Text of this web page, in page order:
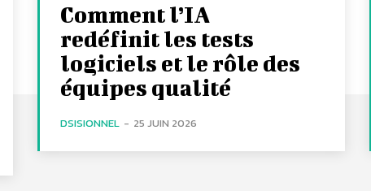
Comment l’IA
redéfinit les tests
logiciels et le rôle des
équipes qualité
DSISIONNEL - 25 JUIN 2026